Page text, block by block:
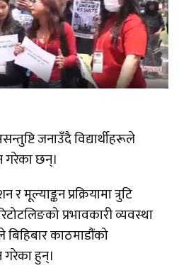
जनाउँदै विद्यार्थीहरूले
गरेका छन्।
मूल्याङ्कन प्रक्रियामा त्रुटि
प्रभावकारी व्यवस्था
बिहिबार काठमाडौंको
गरेका हुन्।